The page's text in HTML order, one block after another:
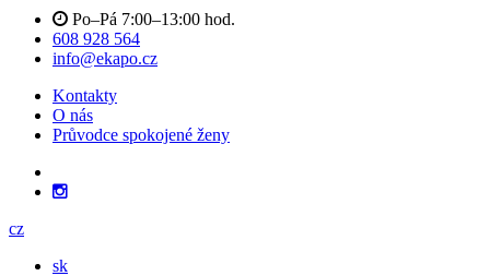
Po–Pá 7:00–13:00 hod.
608 928 564
info@ekapo.cz
Kontakty
O nás
Průvodce spokojené ženy
cz
sk